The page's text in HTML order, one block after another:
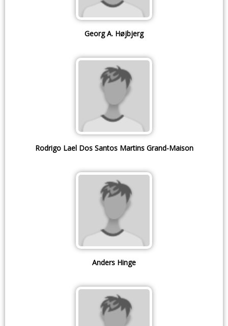
Georg A. Højbjerg
Rodrigo Lael Dos Santos Martins Grand-Maison
Anders Hinge